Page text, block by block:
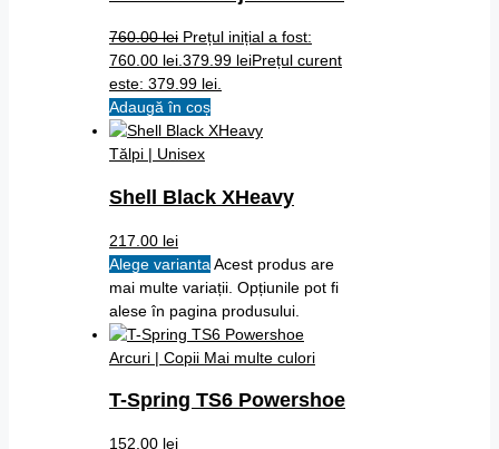
760.00lei Prețul inițial a fost:
760.00 lei. 379.99 leiPrețul curent
este: 379.99 lei.
Adaugă în coș
Tălpi | Unisex
Shell Black XHeavy
217.00 lei
Alege varianta Acest produs are
mai multe variații. Opțiunile pot fi
alese în pagina produsului.
Arcuri | Copii Mai multe culori
T-Spring TS6 Powershoe
152.00 lei